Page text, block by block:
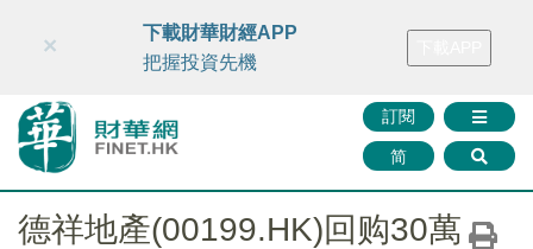
財華智庫網 FINTV FINMETA 財華證券 媒體矩陣
訂閱
简
×
下載財華財經APP
把握投資先機
德祥地產(00199.HK)回购30萬